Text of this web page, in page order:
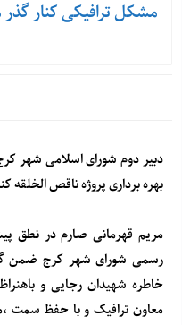
مشکل ترافیکی کنار
دبیر دوم شورای اسلامی شهر
بهره برداری پروژه ناقص
مریم قهرمانی صارم در
رسمی شورای شهر کرج ضمن گر
خاطره شهیدان رجایی و
معاون ترافیک و با حفظ سمت